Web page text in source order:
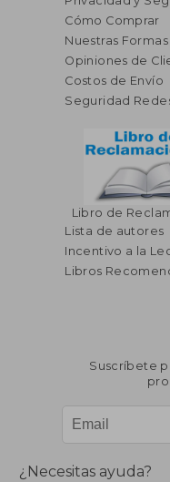
Cómo Comprar
Nuestras
Opiniones de
Costos de Envío
Seguridad
Libro de
Lista de autores
Incentivo a la
Libros
Suscríbete
¿Necesitas ayuda?